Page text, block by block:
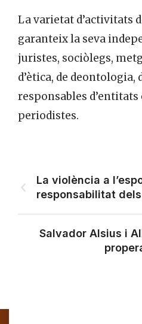
La varietat d’activitats
garanteix la seva
juristes, sociòlegs,
d’ètica, de deontologia,
responsables
periodistes.
La violència a
responsabilitat
Salvador Alsius i